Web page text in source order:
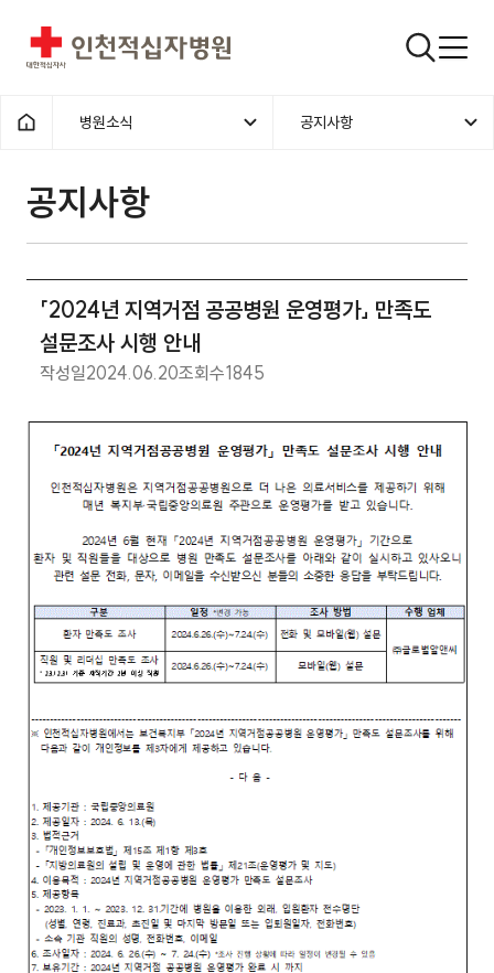
인천적십자병원 검색창
홈으로
병원소식 공지사항
공지사항
「2024년 지역거점 공공병원 운영평가」 만족도
설문조사 시행 안내
작성일2024.06.20조회수1845